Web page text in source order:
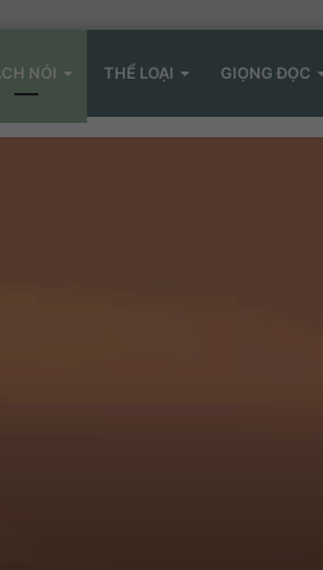
NÓI THỂ LOẠI GIỌNG ĐỌC